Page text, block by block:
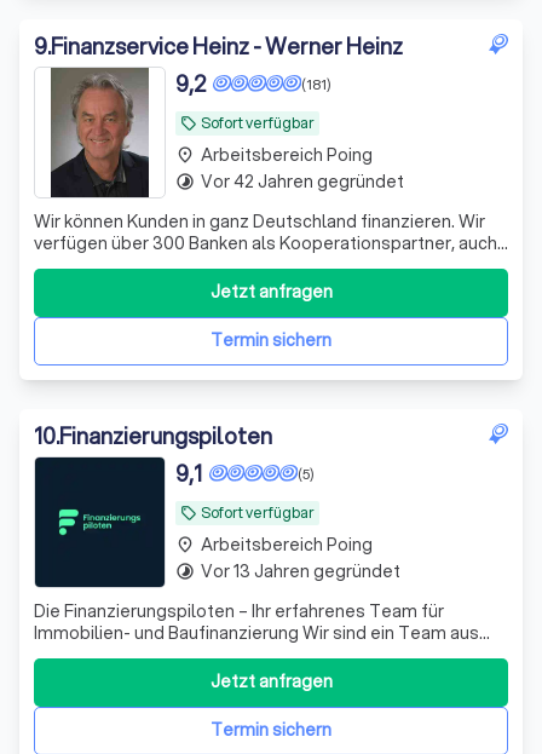
9.Finanzservice Heinz - Werner Heinz
local_offer Sofort verfügbar
(181)
9,2
Wir können Kunden in ganz Deutschland finanzieren. Wir
verfügen über 300 Banken als Kooperationspartner, auch
Vollfinanzierung ohne Eigenkapital möglich. Interessant
auch Optimierung Ihrer bestehenden Finanzierungen
durch Zusammenfassung vorhandener Verbindlichkeiten
mit dem Ziel teils erheblicher R
Termin sichern
Jetzt anfragen
place Arbeitsbereich Poing
timelapse Vor 42 Jahren gegründet
10.Finanzierungspiloten
local_offer Sofort verfügbar
(5)
9,1
Die Finanzierungspiloten – Ihr erfahrenes Team für
Immobilien- und Baufinanzierung Wir sind ein Team aus
Immobiliendarlehensvermittlern, Energieberatern,
Architekten, Bauingenieuren und Handwerksmeistern – mit
über 15 Jahren praktischer Erfahrung im Bau- und
Immobilienbereich. Unser Angebot: - Ve
Termin sichern
Jetzt anfragen
place Arbeitsbereich Poing
timelapse Vor 13 Jahren gegründet